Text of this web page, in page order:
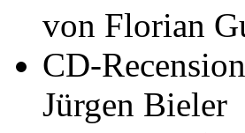
von Florian
CD-
Jürgen Bieler